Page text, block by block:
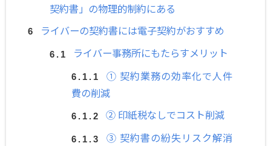
契約書」の物理的制約にある
ライバーの契約書には電子契約がおすすめ
ライバー事務所にもたらすメリット
① 契約業務の効率化で人件
費の削減
② 印紙税なしでコスト削減
③ 契約書の紛失リスク解消